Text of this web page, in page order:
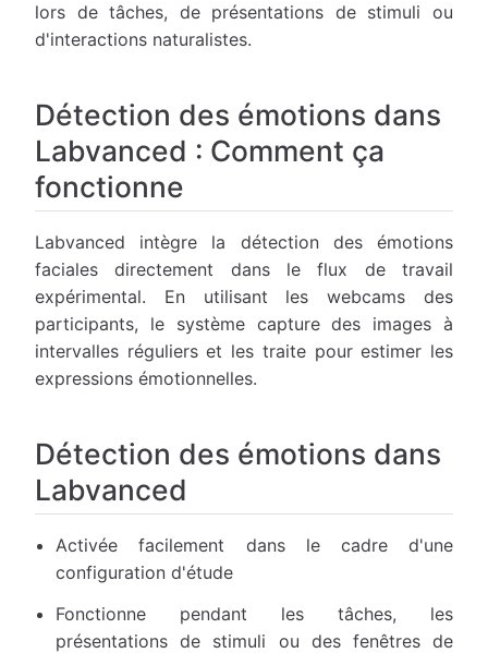
lors de tâches, de présentations de stimuli ou
d'interactions naturalistes.
Détection des émotions dans
Labvanced : Comment ça
fonctionne
Labvanced intègre la détection des émotions
faciales directement dans le flux de travail
expérimental. En utilisant les webcams des
participants, le système capture des images à
intervalles réguliers et les traite pour estimer les
expressions émotionnelles.
Détection des émotions dans
Labvanced
Activée facilement dans le cadre d'une
configuration d'étude
Fonctionne pendant les tâches, les
présentations de stimuli ou des fenêtres de